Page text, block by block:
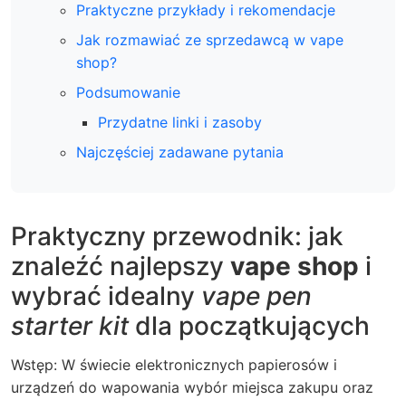
Praktyczne przykłady i rekomendacje
Jak rozmawiać ze sprzedawcą w vape
shop?
Podsumowanie
Przydatne linki i zasoby
Najczęściej zadawane pytania
Praktyczny przewodnik: jak
znaleźć najlepszy vape shop i
wybrać idealny vape pen
starter kitdla początkujących
Wstęp: W świecie elektronicznych papierosów i
urządzeń do wapowania wybór miejsca zakupu oraz